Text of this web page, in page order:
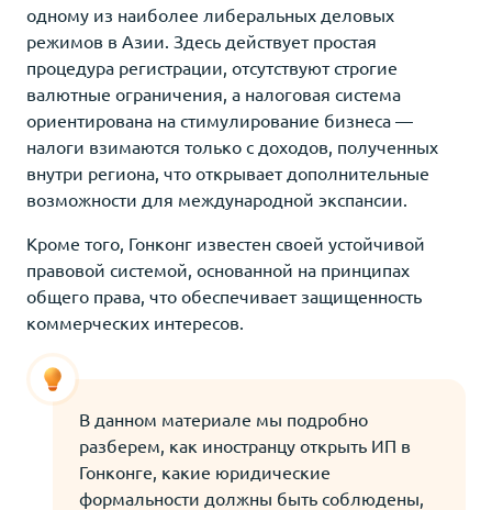
одному из наиболее либеральных деловых
режимов в Азии. Здесь действует простая
процедура регистрации, отсутствуют строгие
валютные ограничения, а налоговая система
ориентирована на стимулирование бизнеса —
налоги взимаются только с доходов, полученных
внутри региона, что открывает дополнительные
возможности для международной экспансии.
Кроме того, Гонконг известен своей устойчивой
правовой системой, основанной на принципах
общего права, что обеспечивает защищенность
коммерческих интересов.
В данном материале мы подробно
разберем, как иностранцу открыть ИП в
Гонконге, какие юридические
формальности должны быть соблюдены,